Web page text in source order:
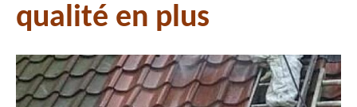
qualité en plus